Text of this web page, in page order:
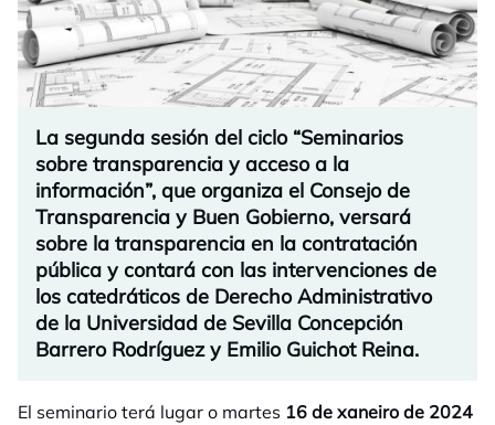
La segunda sesión del ciclo “Seminarios
sobre transparencia y acceso a la
información”, que organiza el Consejo de
Transparencia y Buen Gobierno, versará
sobre la transparencia en la contratación
pública y contará con las intervenciones de
los catedráticos de Derecho Administrativo
de la Universidad de Sevilla Concepción
Barrero Rodríguez y Emilio Guichot Reina.
El seminario terá lugar o martes 16 de xaneiro de 2024